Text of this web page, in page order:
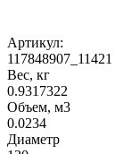
Артикул:
117848907_11421
Вес, кг
0.9317322
Объем, м3
0.0234
Диаметр